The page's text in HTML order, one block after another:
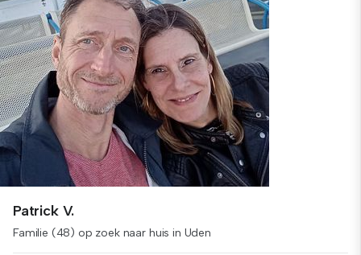
Patrick V.
Familie (48) op zoek naar huis in Uden